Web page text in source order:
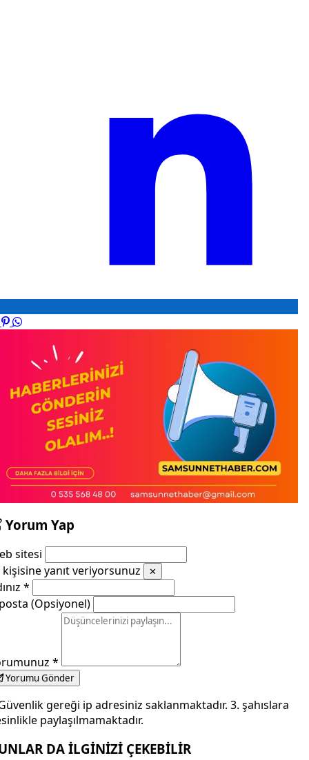
Yorum Yap
sitesi
kişisine yanıt veriyorsunuz
✕
*
(Opsiyonel)
*
Yorumu Gönder
gereği ip adresiniz saklanmaktadır. 3. şahıslara
paylaşılmamaktadır.
DA İLGİNİZİ ÇEKEBİLİR